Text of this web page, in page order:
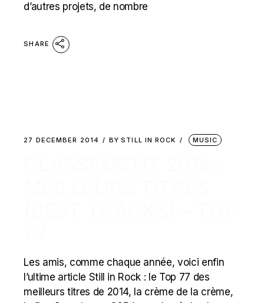
d’autres projets, de nombre
SHARE
27 DECEMBER 2014 BY STILL IN ROCK MUSIC
Les amis, comme chaque année, voici enfin
l’ultime article Still in Rock : le Top 77 des
meilleurs titres de 2014, la crème de la crème,